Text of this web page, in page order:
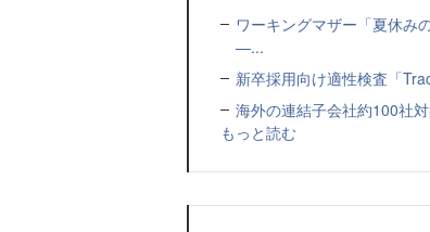
ワーキングマザー「夏休み
—...
新卒採用向け適性検査「
海外の連結子会社約100社
もっと読む